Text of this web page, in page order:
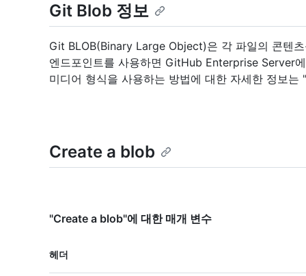
Git Blob 정보
Git BLOB(Binary Large Object)은 각 파일의 콘텐
엔드포인트를 사용하면 GitHub Enterprise Server
미디어 형식을 사용하는 방법에 대한 자세한 정보는 "
Create a blob
"Create a blob"에 대한 매개 변수
헤더
이름,